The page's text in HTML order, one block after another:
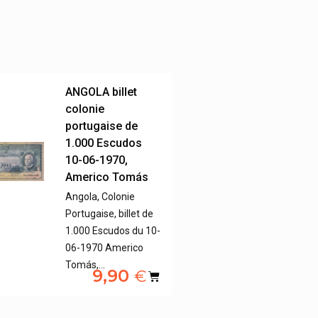
ANGOLA billet
colonie
portugaise de
1.000 Escudos
10-06-1970,
Americo Tomás
Angola, Colonie
Portugaise, billet de
1.000 Escudos du 10-
06-1970 Americo
Tomás,…
9,90 €